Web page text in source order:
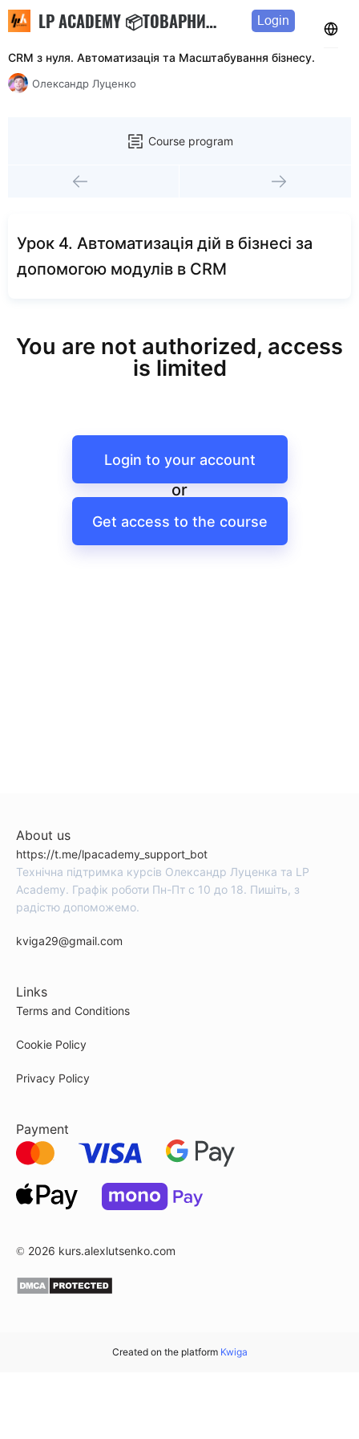
LP ACADEMY 📦ТОВАРНИЙ БІЗНЕС З 0 ДО РЕЗУЛЬТАТУ 🤑 Login
CRM з нуля. Автоматизація та Масштабування бізнесу.
Олександр Луценко
Course program
Урок 4. Автоматизація дій в бізнесі за
допомогою модулів в CRM
You are not authorized, access
is limited
Login to your account
or
Get access to the course
About us
https://t.me/lpacademy_support_bot
Технічна підтримка курсів Олександр Луценка та LP
Academy. Графік роботи Пн-Пт с 10 до 18. Пишіть, з
радістю допоможемо.
kviga29@gmail.com
Links
Terms and Conditions
Cookie Policy
Privacy Policy
Payment
© 2026 kurs.alexlutsenko.com
Created on the platform Kwiga